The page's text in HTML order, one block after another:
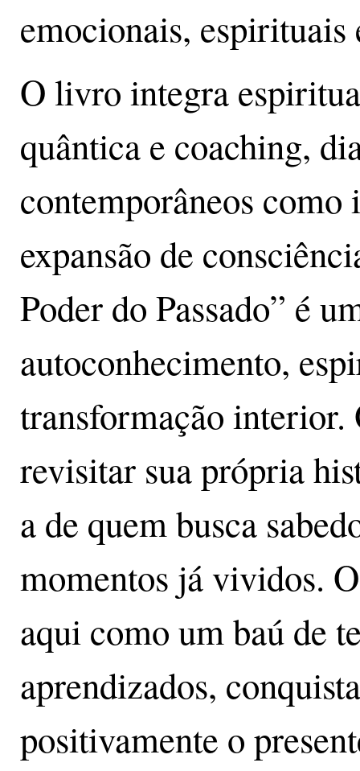
emocionais,
O livro integra
quântica e coaching,
contemporâneos
expansão de
Poder do Passado” é
autoconhecimento,
transformação
revisitar sua própria
a de quem busca
momentos já vividos.
aqui como um baú de
aprendizados,
positivamente o